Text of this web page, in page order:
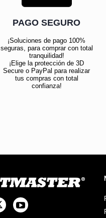
PAGO SEGURO
¡Soluciones de pago 100%
seguras, para comprar con total
tranquilidad!
¡Elige la protección de 3D
Secure o PayPal para realizar
tus compras con total
confianza!